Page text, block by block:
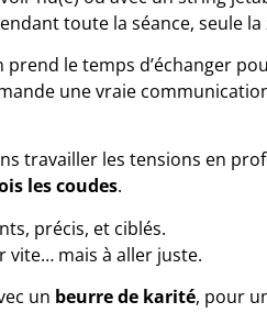
toute la séance, seule
le temps d’échanger
une vraie
travailler les tensions en
les coudes.
précis, et ciblés.
vite… mais à aller juste.
un beurre de karité, pour